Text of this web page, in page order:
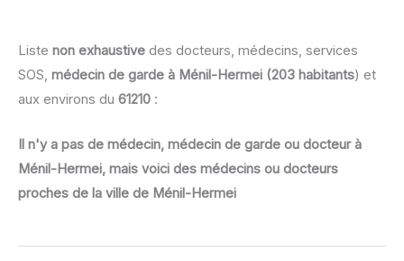
Liste non exhaustive des docteurs, médecins, services
SOS, médecin de garde à Ménil-Hermei (203 habitants) et
aux environs du 61210 :
Il n'y a pas de médecin, médecin de garde ou docteur à
Ménil-Hermei, mais voici des médecins ou docteurs
proches de la ville de Ménil-Hermei